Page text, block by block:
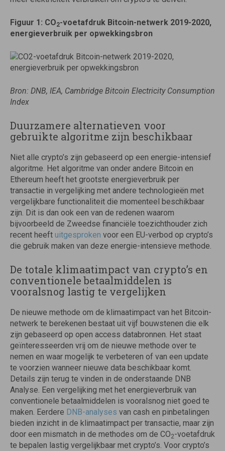
Figuur 1: CO2-voetafdruk Bitcoin-netwerk 2019-2020,
energieverbruik per opwekkingsbron
Bron: DNB, IEA, Cambridge Bitcoin Electricity Consumption
Index
Duurzamere alternatieven voor
gebruikte algoritme zijn beschikbaar
Niet alle crypto’s zijn gebaseerd op een energie-intensief
algoritme. Het algoritme van onder andere Bitcoin en
Ethereum heeft het grootste energieverbruik per
transactie in vergelijking met andere technologieën met
vergelijkbare functionaliteit die momenteel beschikbaar
zijn. Dit is dan ook een van de redenen waarom
bijvoorbeeld de Zweedse financiële toezichthouder zich
recent heeft uitgesproken voor een EU-verbod op crypto’s
die gebruik maken van deze energie-intensieve methode.
De totale klimaatimpact van crypto’s en
conventionele betaalmiddelen is
vooralsnog lastig te vergelijken
De nieuwe methode om de klimaatimpact van het Bitcoin-
netwerk te berekenen bestaat uit vijf bouwstenen die elk
zijn gebaseerd op open access databronnen. Het staat
geïnteresseerden vrij om de nieuwe methode over te
nemen en waar mogelijk te verbeteren of van een update
te voorzien wanneer nieuwe data beschikbaar komt.
Details zijn terug te vinden in de onderstaande DNB
Analyse. Een vergelijking met het energieverbruik van
conventionele betaalmiddelen is vooralsnog niet goed te
maken. Eerdere DNB-analyses van cash en pinbetalingen
bieden inzicht in de klimaatimpact per transactie, maar zijn
door een mismatch in de methodes om de CO2-voetafdruk
te bepalen lastig vergelijkbaar met crypto’s. Voor crypto’s